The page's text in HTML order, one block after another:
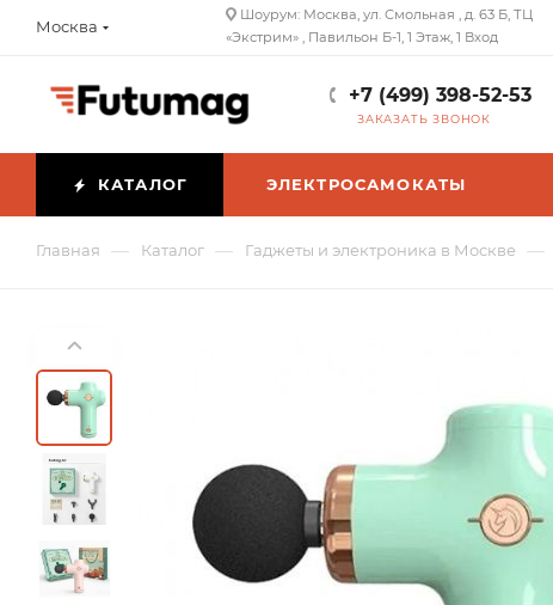
Москва
Шоурум: Москва, ул. Смольная , д. 63 Б, ТЦ
«Экстрим» , Павильон Б-1, 1 Этаж, 1 Вход
+7 (499) 398-52-53
ЗАКАЗАТЬ ЗВОНОК
КАТАЛОГ ЭЛЕКТРОСАМОКАТЫ
Главная — Каталог — Гаджеты и электроника в Москве —